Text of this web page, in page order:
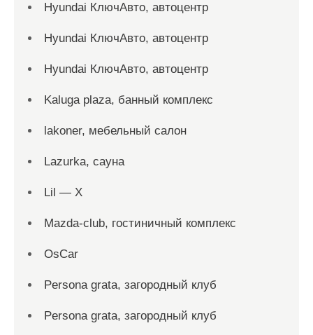
Hyundai КлючАвто, автоцентр
Hyundai КлючАвто, автоцентр
Hyundai КлючАвто, автоцентр
Kaluga plaza, банный комплекс
lakoner, мебельный салон
Lazurka, сауна
Lil — X
Mazda-club, гостиничный комплекс
OsCar
Persona grata, загородный клуб
Persona grata, загородный клуб